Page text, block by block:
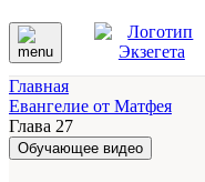
Главная
Евангелие от Матфея
Глава 27
Обучающее видео